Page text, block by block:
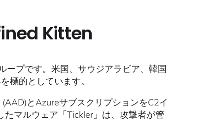
Kitten
プです。米国、サウジアラビア、韓国
標的としています。
とAzureサブスクリプションをC2イ
マルウェア「Tickler」は、攻撃者が管